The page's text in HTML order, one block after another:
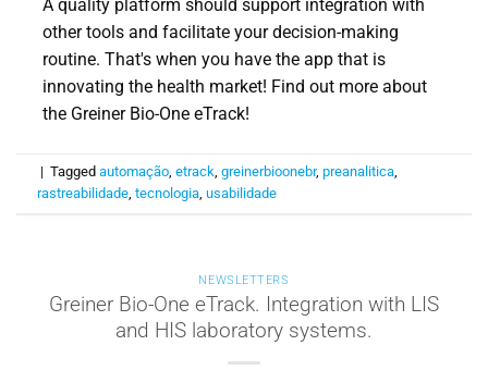
A quality platform should support integration with
other tools and facilitate your decision-making
routine. That's when you have the app that is
innovating the health market! Find out more about
the Greiner Bio-One eTrack!
| Taggedautomação,etrack,greinerbioonebr,preanalitica,
rastreabilidade,tecnologia,usabilidade
NEWSLETTERS
Greiner Bio-One eTrack. Integration with LIS
and HIS laboratory systems.